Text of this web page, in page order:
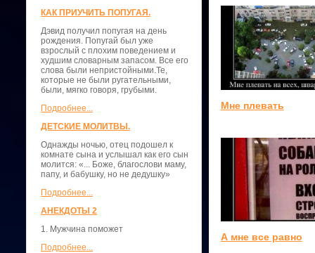
КАК ПРИУЧИТЬ ПОПУГАЯ.
Дэвид получил попугая на день
рождения. Попугай был уже
взрослый с плохим поведением и
худшим словарным запасом. Все его
слова были непристойными.Те,
которые не были ругательными,
были, мягко говоря, грубыми.
Подробнее...
ДЕТСКИЕ МОЛИТВЫ.
Однажды ночью, отец подошел к
комнате сына и услышал как его сын
молится: «... Боже, благослови маму,
папу, и бабушку, но не дедушку»
Подробнее...
АНЕКДОТЫ 2
1. Мужчина поможет
Подробнее...
Мне плевать
А мне все равно